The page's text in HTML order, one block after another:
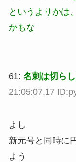
というよりかは
かもな
61: 名刺は切ら
21:05:07.17
よし
新元号と同時に
よう